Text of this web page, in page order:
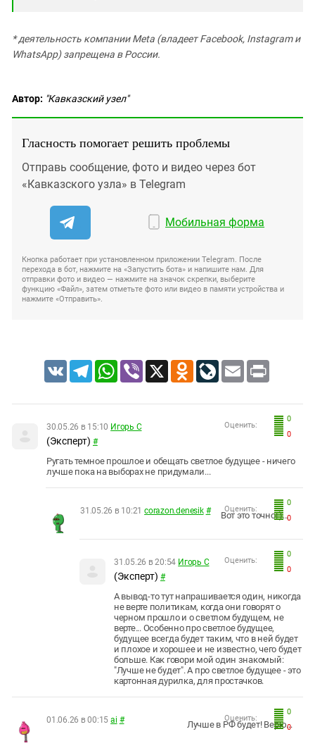
* деятельность компании Meta (владеет Facebook, Instagram и
WhatsApp) запрещена в России.
Автор: "Кавказский узел"
Гласность помогает решить проблемы
Отправь сообщение, фото и видео через бот
«Кавказского узла» в Telegram
Мобильная форма
Кнопка работает при установленном приложении Telegram. После
перехода в бот, нажмите на «Запустить бота» и напишите нам. Для
отправки фото и видео — нажмите на значок скрепки, выберите
функцию «Файл», затем отметьте фото или видео в памяти устройства и
нажмите «Отправить».
VK TelegramWhatsApp
Viber X Odnoklassniki
LiveJournal
Email Print
0
0
Оценить:
30.05.26 в 15:10 Игорь С
(Эксперт) #
Ругать темное прошлое и обещать светлое будущее - ничего
лучше пока на выборах не придумали...
0
0
Оценить:
31.05.26 в 10:21 corazon.denesik # Вот это точно! )...
0
0
Оценить:
31.05.26 в 20:54 Игорь С
(Эксперт) #
А вывод-то тут напрашивается один, никогда
не верте политикам, когда они говорят о
черном прошло и о светлом будущем, не
верте... Особенно про светлое будущее,
будущее всегда будет таким, что в ней будет
и плохое и хорошее и не известно, чего будет
больше. Как говори мой один знакомый:
"Лучше не будет". А про светлое будущее - это
картонная дурилка, для простачков.
0
0
Оценить:
01.06.26 в 00:15 ai # Лучше в РФ будет! Верю...